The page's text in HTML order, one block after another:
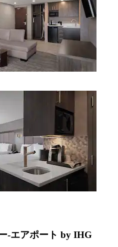
-エアポート by IHG